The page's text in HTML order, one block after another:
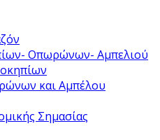
Οπωρώνων- Αμπελιού
και Αμπέλου
Σημασίας